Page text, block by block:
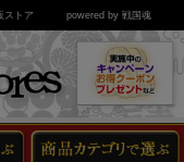
ストア powered by 戦国魂